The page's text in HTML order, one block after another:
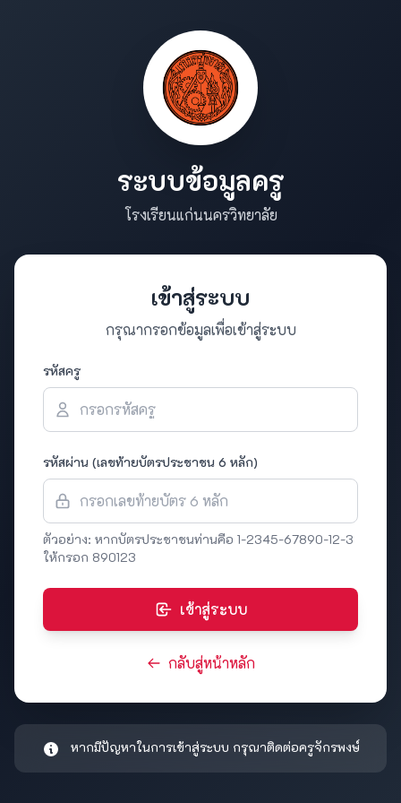
ระบบข้อมูลครู
โรงเรียนแก่นนครวิทยาลัย
เข้าสู่ระบบ
กรุณากรอกข้อมูลเพื่อเข้าสู่ระบบ
รหัสครู
รหัสผ่าน (เลขท้ายบัตรประชาชน 6 หลัก)
ตัวอย่าง: หากบัตรประชาชนท่านคือ 1-2345-67890-12-3
ให้กรอก 890123
เข้าสู่ระบบ
กลับสู่หน้าหลัก
หากมีปัญหาในการเข้าสู่ระบบ กรุณาติดต่อครูจักรพงษ์